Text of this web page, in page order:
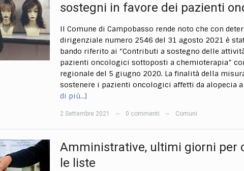
sostegni in favore dei pazienti
Il Comune di Campobasso rende noto che con
dirigenziale numero 2546 del 31 agosto 2021 è
bando riferito ai “Contributi a sostegno delle
pazienti oncologici sottoposti a chemioterapia”
regionale del 5 giugno 2020. La finalità della
sostenere i pazienti oncologici affetti da alopecia
di più…]
2 Settembre 2021 — 0 commenti — Comuni
Amministrative, ultimi giorni per
le liste